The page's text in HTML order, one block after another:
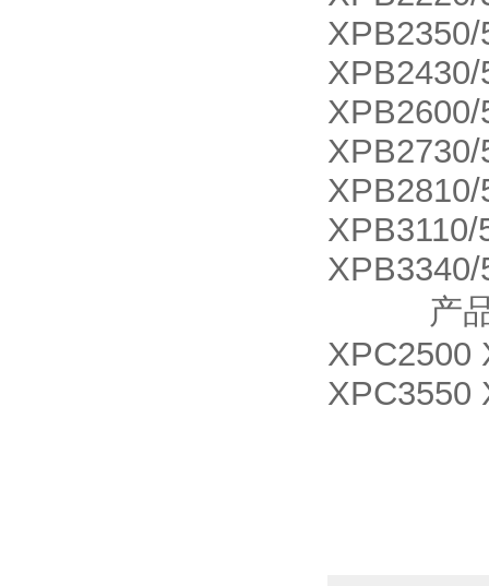
产品名
XPC2500
XPC3550